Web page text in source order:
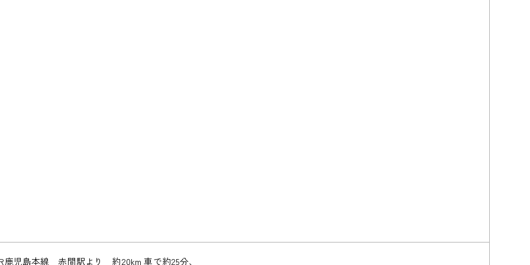
鹿児島本線 赤間駅より 約20km 車で約25分、